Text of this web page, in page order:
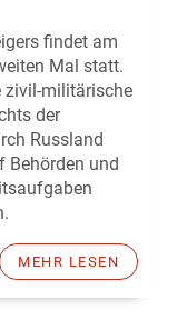
findet am
Mal statt.
zivil-militärische
der
Russland
Behörden und
MEHR LESEN